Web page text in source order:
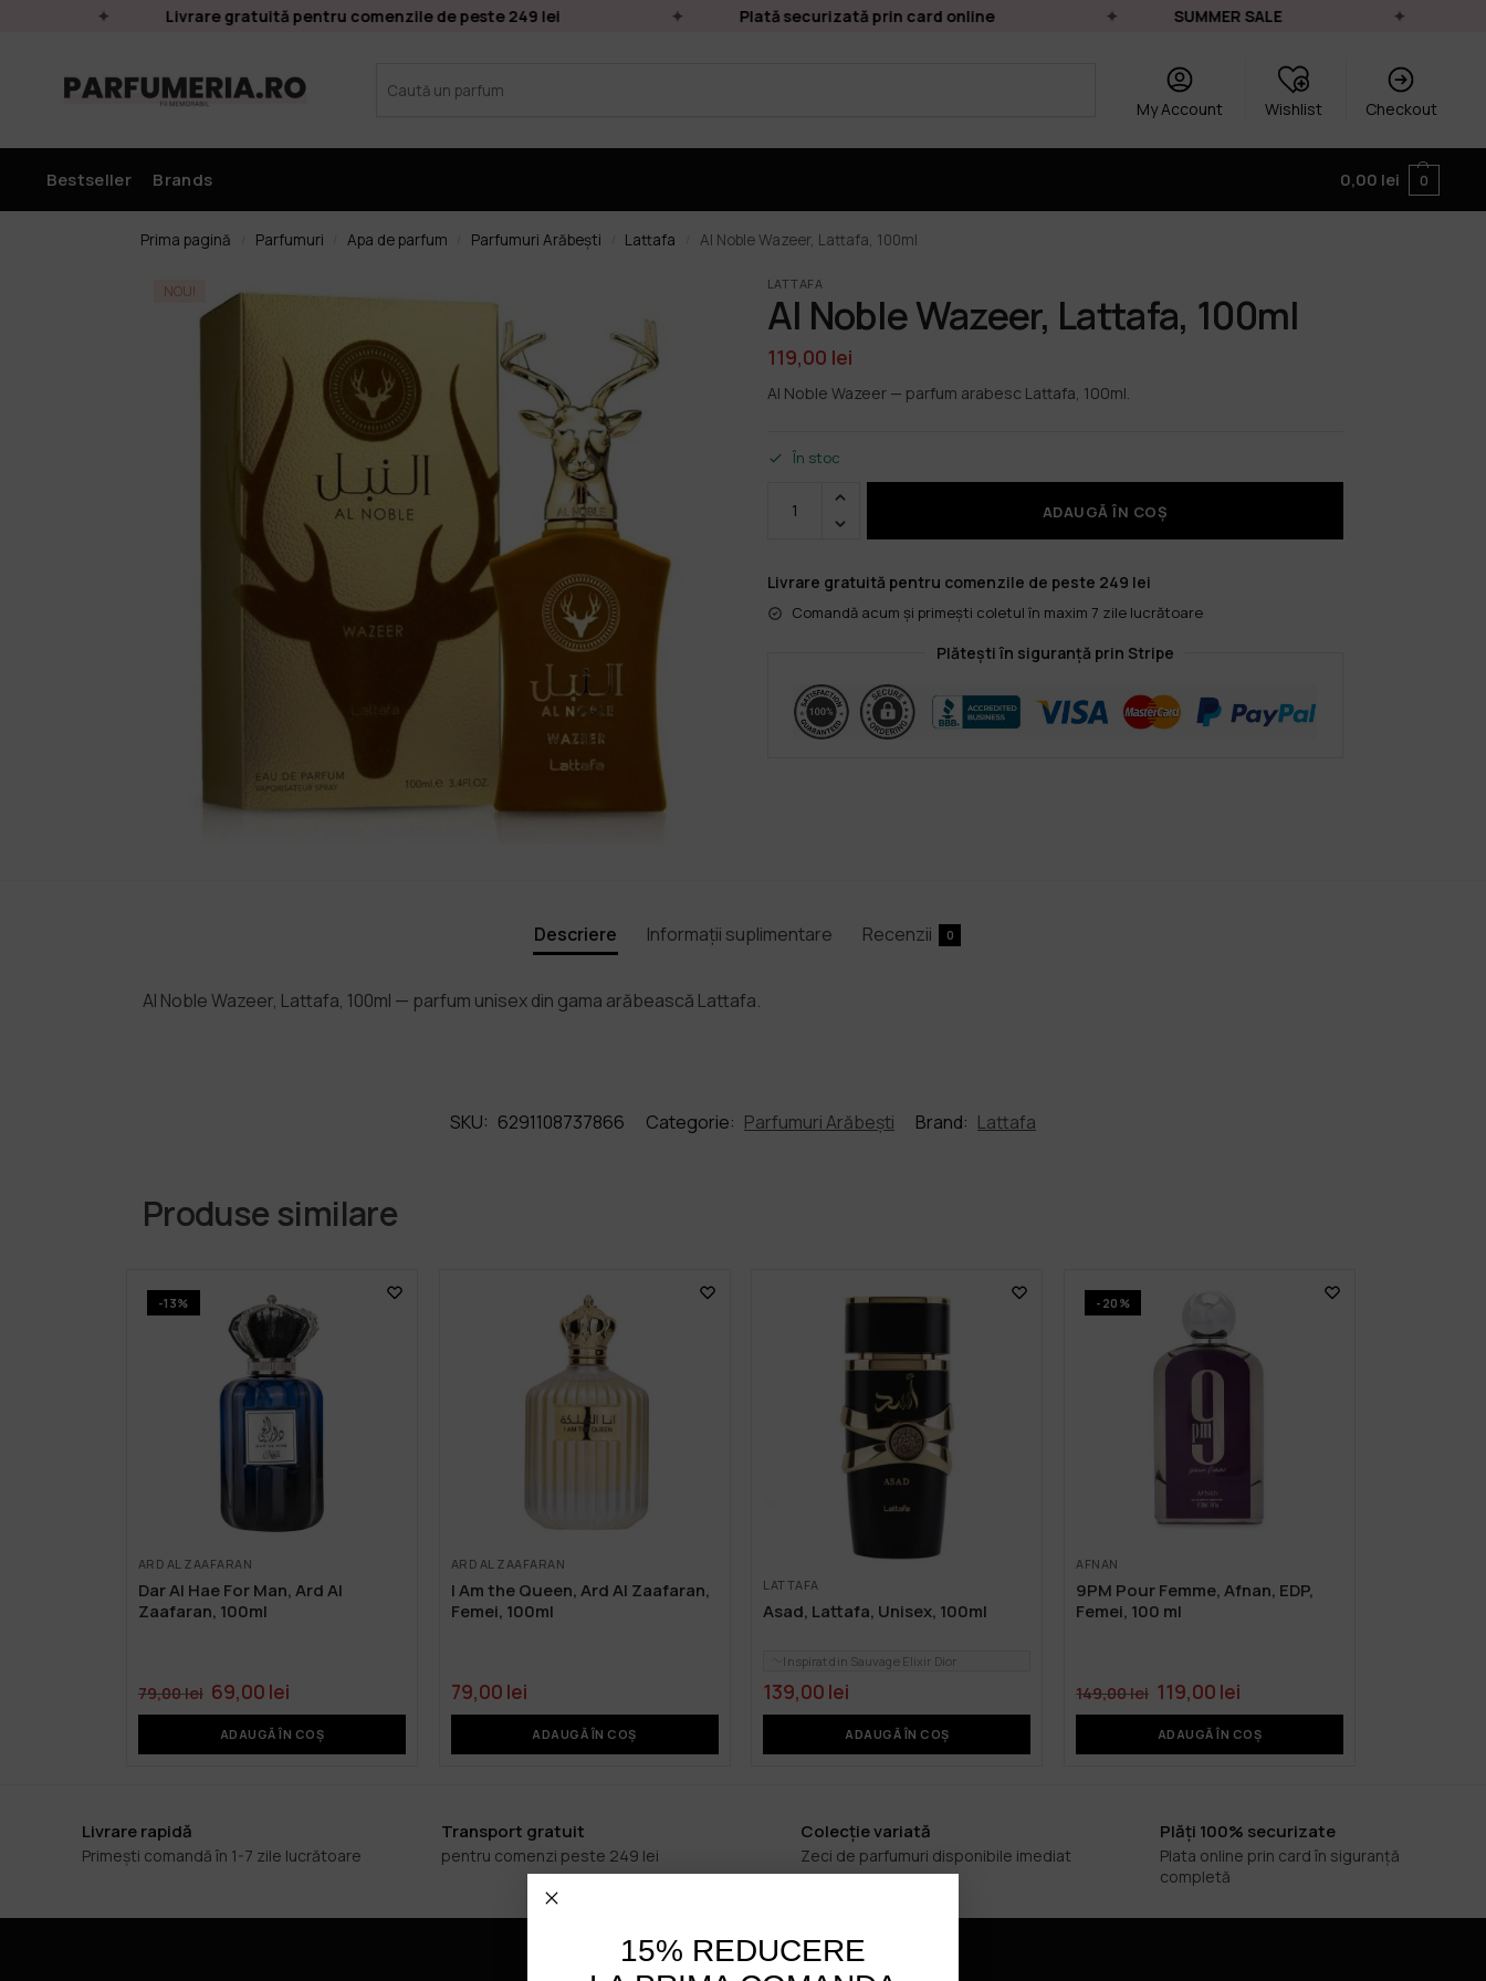
Livrare gratuită pentru comenzile de peste 249 lei Plată securizată prin card online SUMMER SALE
My Account Wishlist Checkout
Bestseller Brands 0,00 lei 0
Prima pagină Parfumuri Apa de parfum Parfumuri Arăbești Lattafa Al Noble Wazeer, Lattafa, 100ml
NOU! LATTAFA
Al Noble Wazeer, Lattafa, 100ml
119,00 lei
Al Noble Wazeer — parfum arabesc Lattafa, 100ml.
În stoc
ADAUGĂ ÎN COȘ
Livrare gratuită pentru comenzile de peste 249 lei
Comandă acum și primești coletul în maxim 7 zile lucrătoare
Plătești în siguranță prin Stripe
Descriere Informații suplimentare Recenzii 0
Al Noble Wazeer, Lattafa, 100ml — parfum unisex din gama arăbească Lattafa.
SKU: 6291108737866 Categorie: Parfumuri Arăbești Brand: Lattafa
Produse similare
-13%
ARD AL ZAAFARAN
Dar Al Hae For Man, Ard Al
Zaafaran, 100ml
79,00lei 69,00 lei
ADAUGĂ ÎN COȘ
ARD AL ZAAFARAN
I Am the Queen, Ard Al Zaafaran,
Femei, 100ml
79,00 lei
ADAUGĂ ÎN COȘ
LATTAFA
Asad, Lattafa, Unisex, 100ml
Inspirat din Sauvage Elixir Dior
139,00 lei
ADAUGĂ ÎN COȘ
-20%
AFNAN
9PM Pour Femme, Afnan, EDP,
Femei, 100 ml
149,00lei 119,00 lei
ADAUGĂ ÎN COȘ
Livrare rapidă
Primești comandă în 1-7 zile lucrătoare
Transport gratuit
pentru comenzi peste 249 lei
Colecție variată
Zeci de parfumuri disponibile imediat
Plăți 100% securizate
Plata online prin card în siguranță
completă
15% REDUCERE